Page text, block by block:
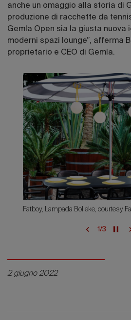
anche un omaggio alla storia di
produzione di racchette da
Gemla Open sia la giusta nuova
moderni spazi lounge”, afferma
proprietario e CEO di Gemla.
Fatboy, Lampada Bolleke, courtesy
1/3
2 giugno 2022